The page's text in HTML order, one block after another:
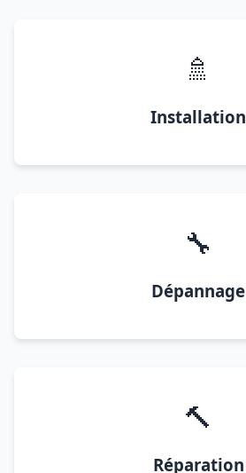
🚿
Installation
🔧
Dépannage
🔨
Réparation